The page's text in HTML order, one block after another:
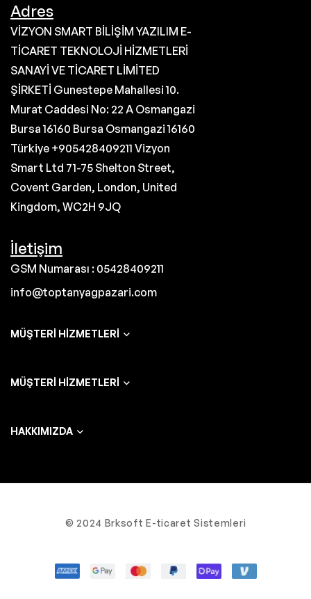
Adres
VİZYON SMART BİLİŞİM YAZILIM E-
TİCARET TEKNOLOJİ HİZMETLERİ
SANAYİ VE TİCARET LİMİTED
ŞİRKETİ Gunestepe Mahallesi 10.
Murat Caddesi No: 22 A Osmangazi
Bursa 16160 Bursa Osmangazi 16160
Türkiye +905428409211 Vizyon
Smart Ltd 71-75 Shelton Street,
Covent Garden, London, United
Kingdom, WC2H 9JQ
İletişim
GSM Numarası : 05428409211
info@toptanyagpazari.com
MÜŞTERI HIZMETLERI
MÜŞTERI HIZMETLERI
HAKKIMIZDA
© 2024 Brksoft E-ticaret Sistemleri